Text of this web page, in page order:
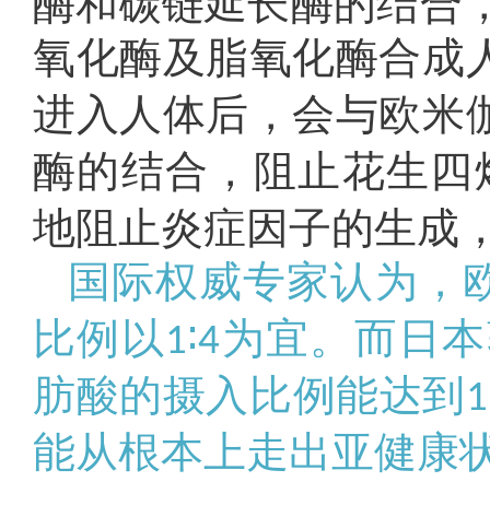
氧化酶及脂氧化酶合成
进入人体后，会与欧米
酶的结合，阻止花生
地阻止炎症因子的生成
国际权威专家认为，
比例以1∶4为宜。而日
肪酸的摄入比例能达到 1
能从根本上走出亚健康